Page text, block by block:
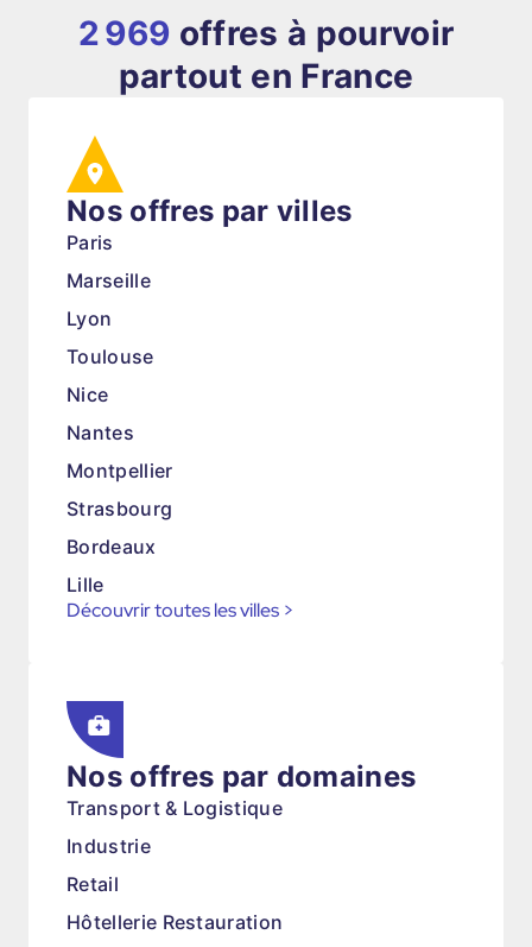
2 969 offres à pourvoir
partout en France
Nos offres par villes
Paris
Marseille
Lyon
Toulouse
Nice
Nantes
Montpellier
Strasbourg
Bordeaux
Lille
Découvrir toutes les villes >
Nos offres par domaines
Transport & Logistique
Industrie
Retail
Hôtellerie Restauration